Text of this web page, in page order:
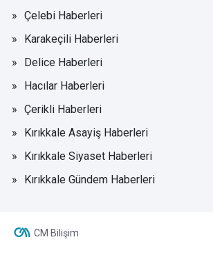
Çelebi Haberleri
Karakeçili Haberleri
Delice Haberleri
Hacılar Haberleri
Çerikli Haberleri
Kırıkkale Asayiş Haberleri
Kırıkkale Siyaset Haberleri
Kırıkkale Gündem Haberleri
CM Bilişim